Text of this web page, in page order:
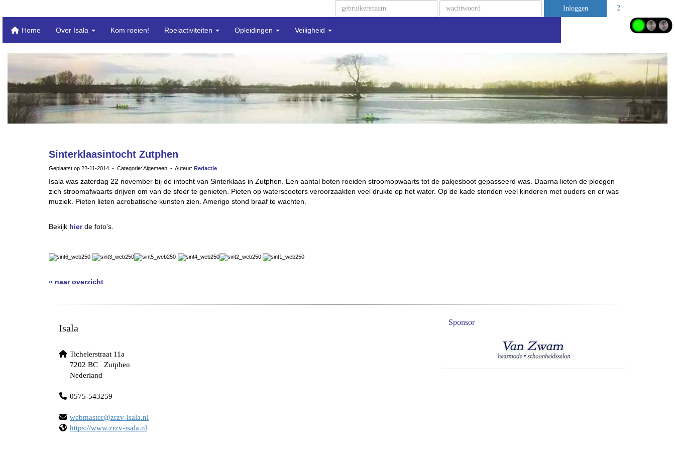
Inloggen ?
Home Over Isala Kom roeien! Roeiactiviteiten Opleidingen Veiligheid
Sinterklaasintocht Zutphen
Geplaatst op 22-11-2014 - Categorie: Algemeen - Auteur: Redactie
Isala was zaterdag 22 november bij de intocht van Sinterklaas in Zutphen. Een aantal boten roeiden stroomopwaarts tot de pakjesboot gepasseerd was. Daarna lieten de ploegen
zich stroomafwaarts drijven om van de sfeer te genieten. Pieten op waterscooters veroorzaakten veel drukte op het water. Op de kade stonden veel kinderen met ouders en er was
muziek. Pieten lieten acrobatische kunsten zien. Amerigo stond braaf te wachten.
Bekijk hierde foto's.
« naar overzicht
Isala
Tichelerstraat 11a
7202 BC Zutphen
Nederland
0575-543259
retsambew@zrzv-isala.nl
https://www.zrzv-isala.nl
Sponsor